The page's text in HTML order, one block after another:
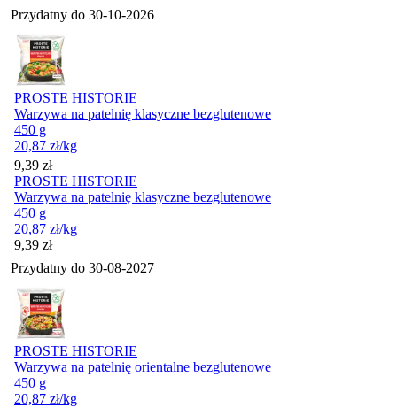
Przydatny do 30-10-2026
PROSTE HISTORIE
Warzywa na patelnię klasyczne bezglutenowe
450 g
20,87 zł/kg
Cena
9,39 zł
PROSTE HISTORIE
Warzywa na patelnię klasyczne bezglutenowe
450 g
20,87 zł/kg
Cena
9,39 zł
Przydatny do 30-08-2027
PROSTE HISTORIE
Warzywa na patelnię orientalne bezglutenowe
450 g
20,87 zł/kg